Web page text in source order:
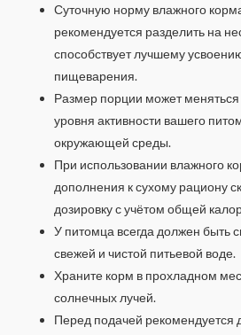
Суточную норму влажного
рекомендуется разделить на
способствует лучшему
пищеварения.
Размер порции может меняться
уровня активности вашего
окружающей среды.
При использовании влажного
дополнения к сухому рациону
дозировку с учётом общей
У питомца всегда должен быть
свежей и чистой питьевой воде.
Храните корм в прохладном
солнечных лучей.
Перед подачей рекомендуется